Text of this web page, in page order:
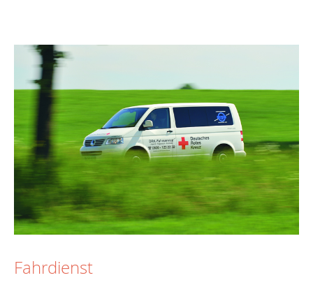
Fahrdienst